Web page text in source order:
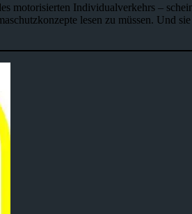
motorisierten Individualverkehrs –
lesen zu müssen. Und